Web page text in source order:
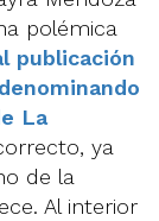
polémica
publicación
La
ya
de la
Al interior